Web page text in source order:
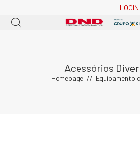
Acessórios
Homepage Equipamento